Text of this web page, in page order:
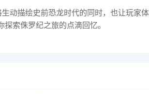
动描绘史前恐龙时代的同时，也让玩家
索侏罗纪之旅的点滴回忆。